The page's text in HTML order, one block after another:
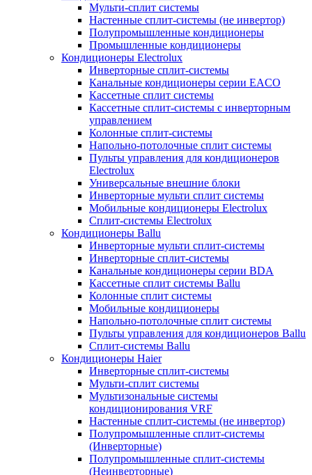
Мульти-сплит системы
Настенные сплит-системы (не инвертор)
Полупромышленные кондиционеры
Промышленные кондиционеры
Кондиционеры Electrolux
Инверторные сплит-системы
Канальные кондиционеры серии EACO
Кассетные сплит системы
Кассетные сплит-системы с инверторным
управлением
Колонные сплит-системы
Напольно-потолочные сплит системы
Пульты управления для кондиционеров
Electrolux
Универсальные внешние блоки
Инверторные мульти сплит системы
Мобильные кондиционеры Electrolux
Сплит-системы Electrolux
Кондиционеры Ballu
Инверторные мульти сплит-системы
Инверторные сплит-системы
Канальные кондиционеры серии BDA
Кассетные сплит системы Ballu
Колонные сплит системы
Мобильные кондиционеры
Напольно-потолочные сплит системы
Пульты управления для кондиционеров Ballu
Сплит-системы Ballu
Кондиционеры Haier
Инверторные сплит-системы
Мульти-сплит системы
Мультизональные системы
кондиционирования VRF
Настенные сплит-системы (не инвертор)
Полупромышленные сплит-системы
(Инверторные)
Полупромышленные сплит-системы
(Неинверторные)